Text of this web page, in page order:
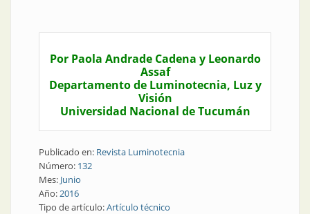
Por Paola Andrade Cadena y Leonardo
Assaf
Departamento de Luminotecnia, Luz y
Visión
Universidad Nacional de Tucumán
Publicado en: Revista Luminotecnia
Número: 132
Mes: Junio
Año:2016
Tipo de artículo:Artículo técnico